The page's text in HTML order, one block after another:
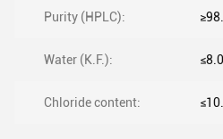
Purity (HPLC):
Water (K.F.):
Chloride content: